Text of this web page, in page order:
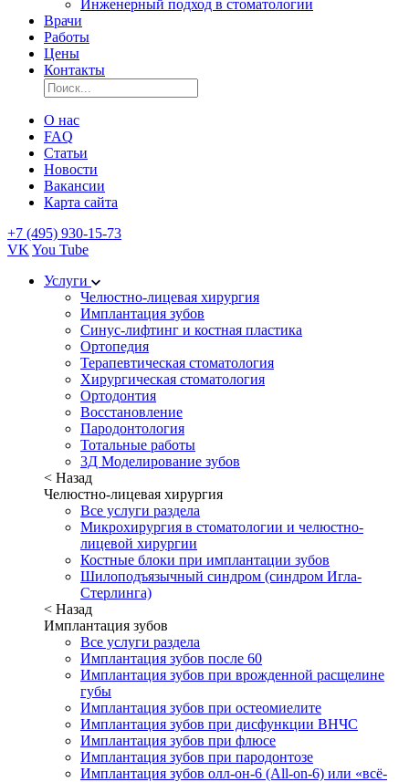
Инженерный подход в стоматологии
Врачи
Работы
Цены
Контакты
О нас
FAQ
Статьи
Новости
Вакансии
Карта сайта
+7 (495) 930-15-73
VK You Tube
Услуги
Челюстно-лицевая хирургия
Имплантация зубов
Синус-лифтинг и костная пластика
Ортопедия
Терапевтическая стоматология
Хирургическая стоматология
Ортодонтия
Восстановление
Пародонтология
Тотальные работы
3Д Моделирование зубов
< Назад
Челюстно-лицевая хирургия
Все услуги раздела
Микрохирургия в стоматологии и челюстно-
лицевой хирургии
Костные блоки при имплантации зубов
Шилоподъязычный синдром (синдром Игла-
Стерлинга)
< Назад
Имплантация зубов
Все услуги раздела
Имплантация зубов после 60
Имплантация зубов при врожденной расщелине
губы
Имплантация зубов при остеомиелите
Имплантация зубов при дисфункции ВНЧС
Имплантация зубов при флюсе
Имплантация зубов при пародонтозе
Имплантация зубов олл-он-6 (All-on-6) или «всё-